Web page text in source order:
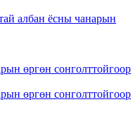
албан ёсны чанарын
өргөн сонголттойгоор
өргөн сонголттойгоор